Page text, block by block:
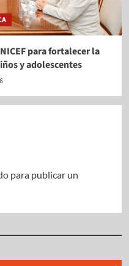
para fortalecer la
y adolescentes
para publicar un